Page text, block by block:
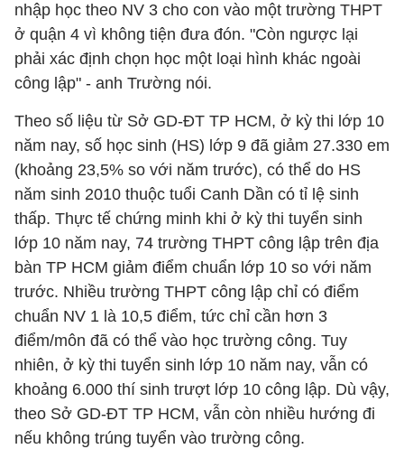
nhập học theo NV 3 cho con vào một trường THPT
ở quận 4 vì không tiện đưa đón. "Còn ngược lại
phải xác định chọn học một loại hình khác ngoài
công lập" - anh Trường nói.
Theo số liệu từ Sở GD-ĐT TP HCM, ở kỳ thi lớp 10
năm nay, số học sinh (HS) lớp 9 đã giảm 27.330 em
(khoảng 23,5% so với năm trước), có thể do HS
năm sinh 2010 thuộc tuổi Canh Dần có tỉ lệ sinh
thấp. Thực tế chứng minh khi ở kỳ thi tuyển sinh
lớp 10 năm nay, 74 trường THPT công lập trên địa
bàn TP HCM giảm điểm chuẩn lớp 10 so với năm
trước. Nhiều trường THPT công lập chỉ có điểm
chuẩn NV 1 là 10,5 điểm, tức chỉ cần hơn 3
điểm/môn đã có thể vào học trường công. Tuy
nhiên, ở kỳ thi tuyển sinh lớp 10 năm nay, vẫn có
khoảng 6.000 thí sinh trượt lớp 10 công lập. Dù vậy,
theo Sở GD-ĐT TP HCM, vẫn còn nhiều hướng đi
nếu không trúng tuyển vào trường công.